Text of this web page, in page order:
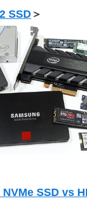
SSD ＞
NVMe SSD vs